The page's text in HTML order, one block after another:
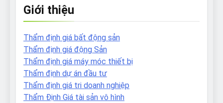
Giới thiệu
Thẩm định giá bất động sản
Thẩm định giá động Sản
Thẩm định giá máy móc thiết bị
Thẩm định dự án đầu tư
Thẩm định giá tri doanh nghiệp
Thẩm Định Giá tài sản vô hình